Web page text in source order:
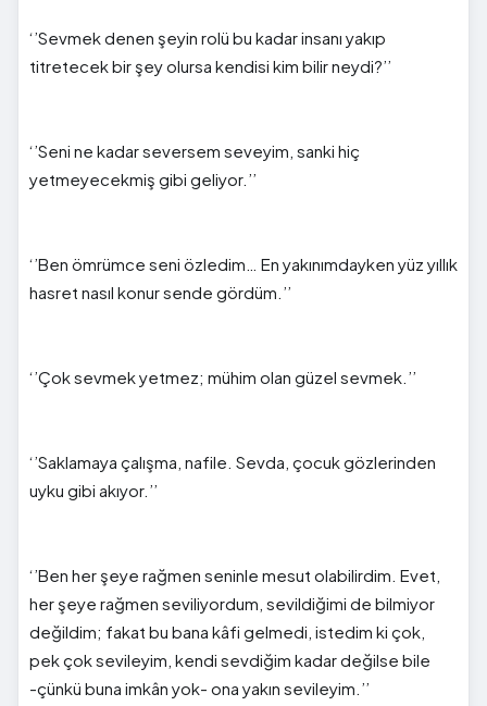
‘’Sevmek denen şeyin rolü bu kadar insanı yakıp
titretecek bir şey olursa kendisi kim bilir neydi?’’
‘’Seni ne kadar seversem seveyim, sanki hiç
yetmeyecekmiş gibi geliyor.’’
‘’Ben ömrümce seni özledim… En yakınımdayken yüz yıllık
hasret nasıl konur sende gördüm.’’
‘’Çok sevmek yetmez; mühim olan güzel sevmek.’’
‘’Saklamaya çalışma , nafile . Sevda, çocuk gözlerinden
uyku gibi akıyor.’’
‘’Ben her şeye rağmen seninle mesut olabilirdim. Evet,
her şeye rağmen seviliyordum, sevildiğimi de bilmiyor
değildim; fakat bu bana kâfi gelmedi, istedim ki çok,
pek çok sevileyim, kendi sevdiğim kadar değilse bile
-çünkü buna imkân yok- ona yakın sevileyim.’’